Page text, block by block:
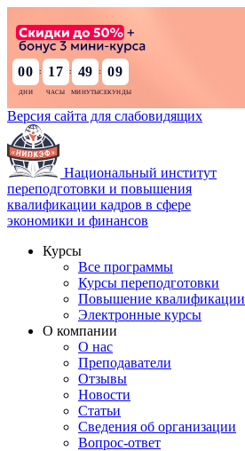
00 : 17 : 49 : 08
Версия сайта для слабовидящих
Национальный институт
переподготовки и повышения
квалификации кадров в сфере
экономики и финансов
Курсы
Все программы
Курсы переподготовки
Повышение квалификации
Электронные курсы
О компании
О нас
Преподаватели
Отзывы
Новости
Статьи
Сведения об организации
Вопрос-ответ